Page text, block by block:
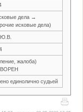
дела →
исковые дела)
Ю.В.
жалоба)
единолично судьей